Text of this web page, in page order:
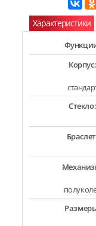
Характеристики
Корпус:
Стекло: